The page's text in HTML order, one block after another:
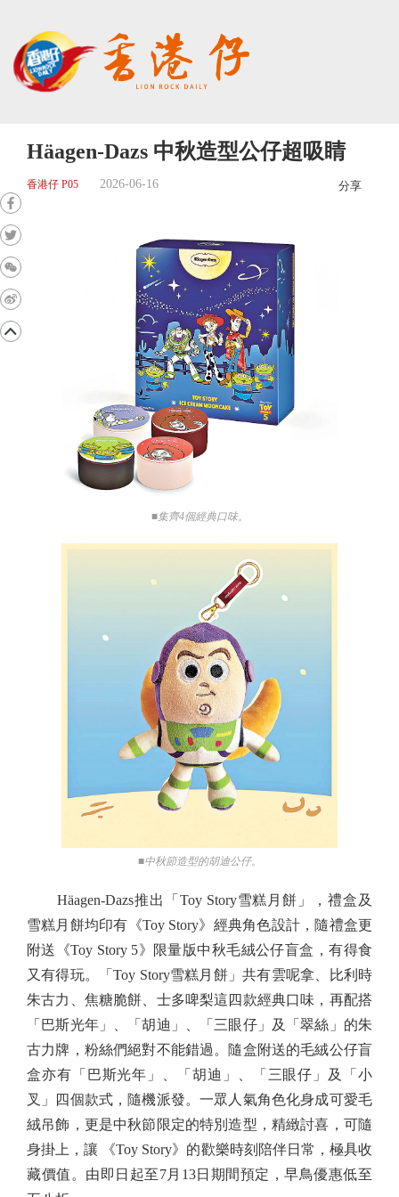
Häagen-Dazs 中秋造型公仔超吸睛
香港仔 P05 2026-06-16 分享
■集齊4個經典口味。
■中秋節造型的胡迪公仔。
Häagen-Dazs推出「Toy Story雪糕月餅」，禮盒及
雪糕月餅均印有《Toy Story》經典角色設計，隨禮盒更
附送《Toy Story 5》限量版中秋毛絨公仔盲盒，有得食
又有得玩。「Toy Story雪糕月餅」共有雲呢拿、比利時
朱古力、焦糖脆餅、士多啤梨這四款經典口味，再配搭
「巴斯光年」、「胡迪」、「三眼仔」及「翠絲」的朱
古力牌，粉絲們絕對不能錯過。隨盒附送的毛絨公仔盲
盒亦有「巴斯光年」、「胡迪」、「三眼仔」及「小
叉」四個款式，隨機派發。一眾人氣角色化身成可愛毛
絨吊飾，更是中秋節限定的特別造型，精緻討喜，可隨
身掛上，讓 《Toy Story》的歡樂時刻陪伴日常，極具收
藏價值。由即日起至7月13日期間預定，早鳥優惠低至